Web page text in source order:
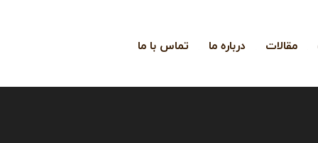
مقالات درباره ما تماس با ما